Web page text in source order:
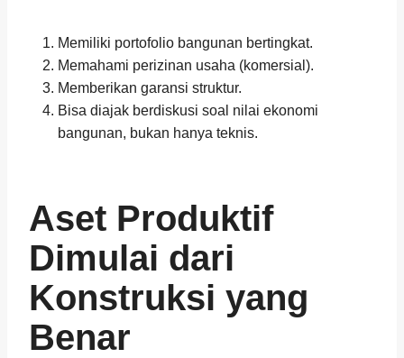
Memiliki portofolio bangunan bertingkat.
Memahami perizinan usaha (komersial).
Memberikan garansi struktur.
Bisa diajak berdiskusi soal nilai ekonomi
bangunan, bukan hanya teknis.
Aset Produktif
Dimulai dari
Konstruksi yang
Benar